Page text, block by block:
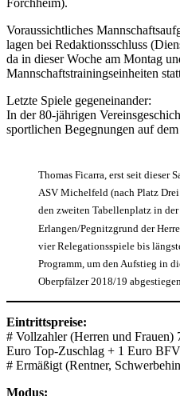
Forchheim).
Voraussichtliches
lagen bei Redaktionsschluss
da in dieser Woche am Montag
Mannschaftstrainingseinheiten
Letzte Spiele gegeneinander:
In der 80-jährigen
sportlichen Begegnungen auf
Thomas Ficarra, erst seit dieser
ASV Michelfeld (nach Platz
den zweiten Tabellenplatz in der
Erlangen/Pegnitzgrund der
vier Relegationsspiele bis
Programm, um den Aufstieg in
Oberpfälzer 2018/19
Eintrittspreise:
# Vollzahler (Herren und
Euro Top-Zuschlag + 1 Euro
# Ermäßigt (Rentner,
Modus: